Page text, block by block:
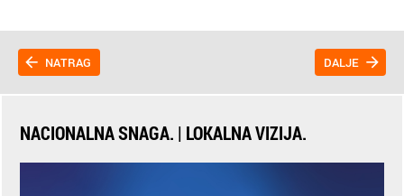
NATRAG DALJE
NACIONALNA SNAGA. | LOKALNA VIZIJA.